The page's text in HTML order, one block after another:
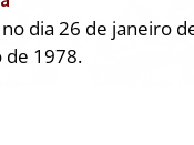
dia 26 de janeiro
de 1978.